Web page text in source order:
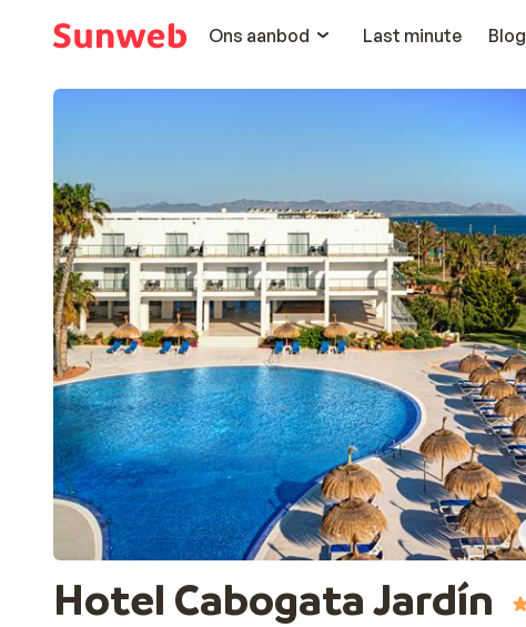
Ons aanbod
Last minute Blog
Hotel Cabogata Jardín